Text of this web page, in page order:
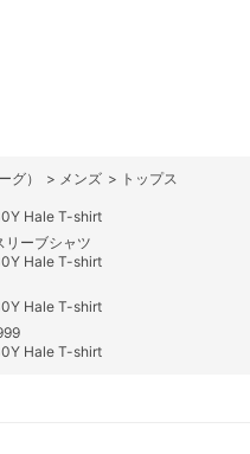
グ） > メンズ > トップス
Hale T-shirt
リーブシャツ
Hale T-shirt
Hale T-shirt
Hale T-shirt